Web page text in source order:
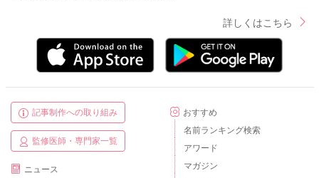
詳しくはこちら
記事制作への取り組み
監修医師・専門家一覧
ニュース
おすすめ
名前ランキング検索
アワード
マガジン